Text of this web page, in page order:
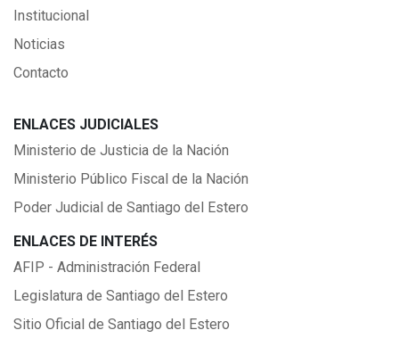
Institucional
Noticias
Contacto
ENLACES JUDICIALES
Ministerio de Justicia de la Nación
Ministerio Público Fiscal de la Nación
Poder Judicial de Santiago del Estero
ENLACES DE INTERÉS
AFIP - Administración Federal
Legislatura de Santiago del Estero
Sitio Oficial de Santiago del Estero